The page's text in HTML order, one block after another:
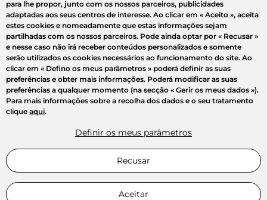
para lhe propor, junto com os nossos parceiros, publicidades
adaptadas aos seus centros de interesse. Ao clicar em « Aceito », aceita
estes cookies e nomeadamente que estas informações sejam
partilhadas com os nossos parceiros. Pode ainda optar por « Recusar »
e nesse caso não irá receber conteúdos personalizados e somente
serão utilizados os cookies necessários ao funcionamento do site. Ao
clicar em « Defino os meus parâmetros » poderá definir as suas
preferências e obter mais informações. Poderá modificar as suas
preferências a qualquer momento (na secção « Gerir os meus dados »).
Para mais informações sobre a recolha dos dados e o seu tratamento
clique aqui.
Definir os meus parâmetros
Recusar
Aceitar